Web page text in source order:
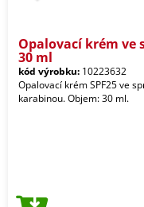
Opalovací krém ve
30 ml
kód výrobku: 10223632
Opalovací krém SPF25 ve
karabinou. Objem: 30 ml.